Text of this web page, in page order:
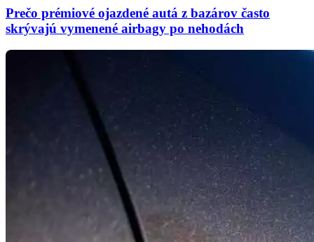
Prečo prémiové ojazdené autá z bazárov často
skrývajú vymenené airbagy po nehodách